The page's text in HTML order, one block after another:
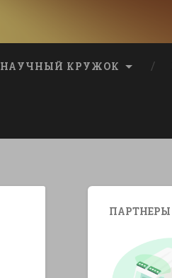
НАУЧНЫЙ КРУЖОК
ПАРТНЕРЫ